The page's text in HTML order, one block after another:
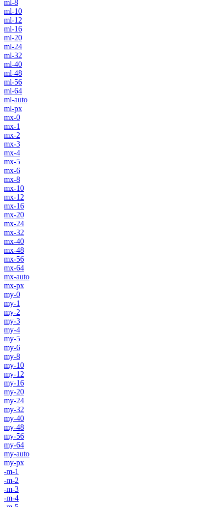
ml-8
ml-10
ml-12
ml-16
ml-20
ml-24
ml-32
ml-40
ml-48
ml-56
ml-64
ml-auto
ml-px
mx-0
mx-1
mx-2
mx-3
mx-4
mx-5
mx-6
mx-8
mx-10
mx-12
mx-16
mx-20
mx-24
mx-32
mx-40
mx-48
mx-56
mx-64
mx-auto
mx-px
my-0
my-1
my-2
my-3
my-4
my-5
my-6
my-8
my-10
my-12
my-16
my-20
my-24
my-32
my-40
my-48
my-56
my-64
my-auto
my-px
-m-1
-m-2
-m-3
-m-4